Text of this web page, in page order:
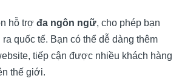
hỗ trợ đa ngôn ngữ, cho phép bạn
quốc tế. Bạn có thể dễ dàng thêm
tiếp cận được nhiều khách hàng
thế giới.